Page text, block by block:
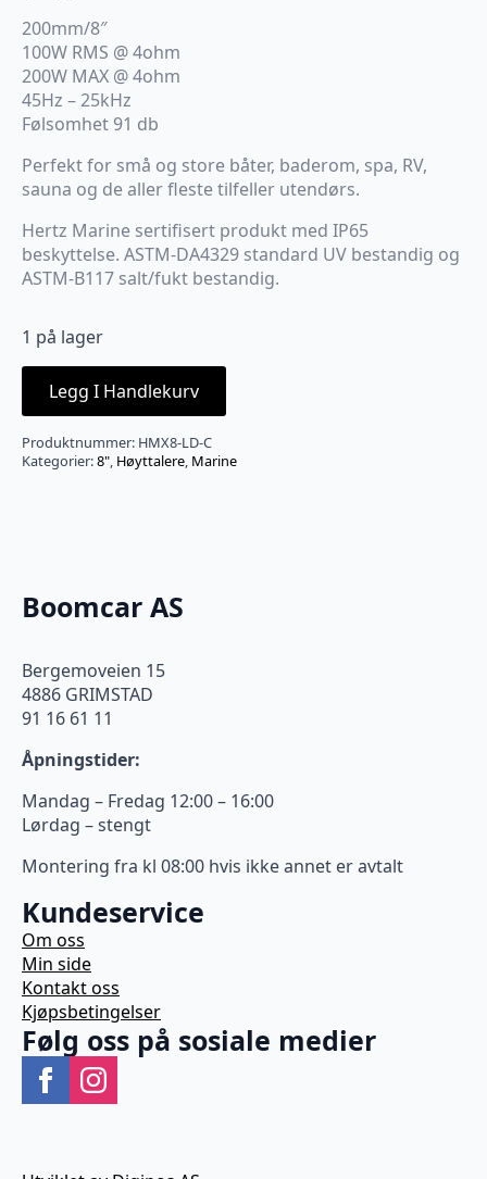
200mm/8″
100W RMS @ 4ohm
200W MAX @ 4ohm
45Hz – 25kHz
Følsomhet 91 db
Perfekt for små og store båter, baderom, spa, RV,
sauna og de aller fleste tilfeller utendørs.
Hertz Marine sertifisert produkt med IP65
beskyttelse. ASTM-DA4329 standard UV bestandig og
ASTM-B117 salt/fukt bestandig.
1 på lager
Legg I Handlekurv
Produktnummer: HMX8-LD-C
Kategorier:8", Høyttalere, Marine
Boomcar AS
Bergemoveien 15
4886 GRIMSTAD
91 16 61 11
Åpningstider:
Mandag – Fredag 12:00 – 16:00
Lørdag – stengt
Montering fra kl 08:00 hvis ikke annet er avtalt
Kundeservice
Om oss
Min side
Kontakt oss
Kjøpsbetingelser
Følg oss på sosiale medier